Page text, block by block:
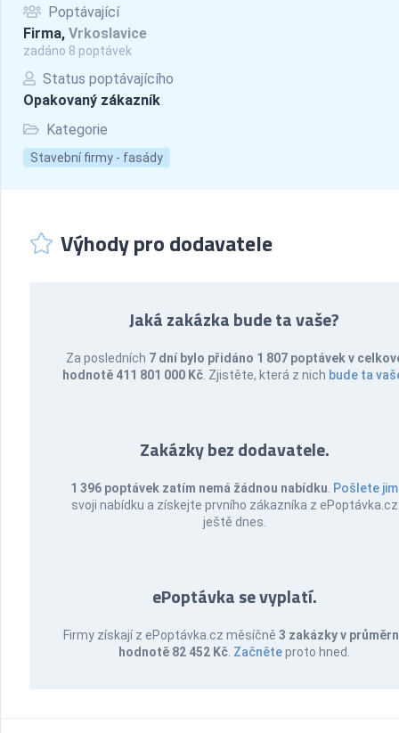
Poptávající
Firma, Vrkoslavice
zadáno 8 poptávek
Status poptávajícího
Opakovaný zákazník
Kategorie
Stavební firmy - fasády
Výhody pro dodavatele
Jaká zakázka bude ta vaše?
Za posledních 7 dní bylo přidáno 1 807 poptávek v
hodnotě 411 801 000 Kč . Zjistěte, která z nich bude ta
Zakázky bez dodavatele.
1 396 poptávek zatím nemá žádnou nabídku Pošlete jim
svoji nabídku a získejte prvního zákazníka z ePoptávka.cz
ještě dnes.
ePoptávka se vyplatí.
Firmy získají z ePoptávka.cz měsíčně 3 zakázky v
hodnotě 82 452 Kč Začněteproto hned.